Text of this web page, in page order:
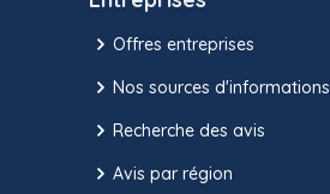
Offres entreprises
Nos sources d'informations
Recherche des avis
Avis par région